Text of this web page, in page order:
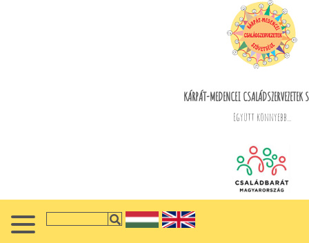
KÁRPÁT-MEDENCEI CSALÁDSZERVEZETEK
Együtt könnyebb...